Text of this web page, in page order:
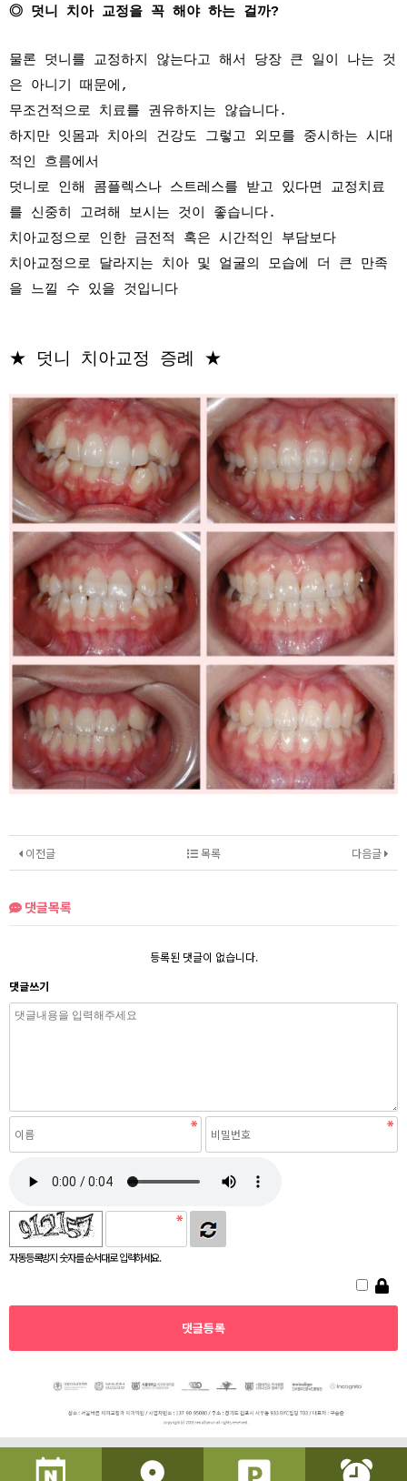
◎ 덧니 치아 교정을 꼭 해야 하는 걸까?
물론 덧니를 교정하지 않는다고 해서 당장 큰 일이 나는 것
은 아니기 때문에,
무조건적으로 치료를 권유하지는 않습니다.
하지만 잇몸과 치아의 건강도 그렇고 외모를 중시하는 시대
적인 흐름에서
덧니로 인해 콤플렉스나 스트레스를 받고 있다면 교정치료
를 신중히 고려해 보시는 것이 좋습니다.
치아교정으로 인한 금전적 혹은 시간적인 부담보다
치아교정으로 달라지는 치아 및 얼굴의 모습에 더 큰 만족
을 느낄 수 있을 것입니다
★ 덧니 치아교정 증례 ★
이전글 다음글
목록
댓글목록
등록된 댓글이 없습니다.
댓글쓰기
자동등록방지 숫자를 순서대로 입력하세요.